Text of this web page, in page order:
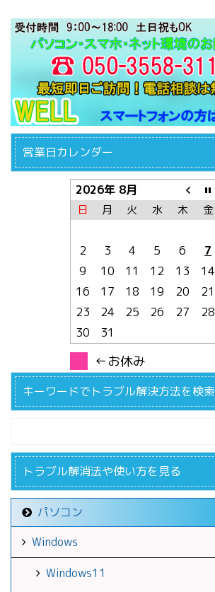
営業日カレンダー
2026年 8月
日 月 火 水 木 金
2
3 4 5 6 7
9
10 11 12 13 14
16
17 18 19 20 21
23
24 25 26 27 28
30
31
←お休み
キーワードでトラブル解決方法を検索
トラブル解消法や使い方を見る
パソコン
Windows
Windows11